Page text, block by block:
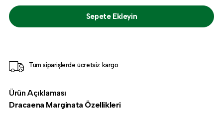
Sepete Ekleyin
Tüm siparişlerde ücretsiz kargo
Ürün Açıklaması
Dracaena Marginata Özellikleri